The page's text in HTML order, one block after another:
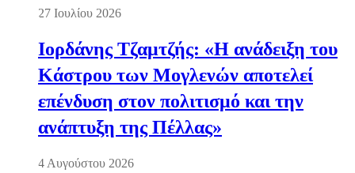
27 Ιουλίου 2026
Ιορδάνης Τζαμτζής: «Η ανάδειξη του
Κάστρου των Μογλενών αποτελεί
επένδυση στον πολιτισμό και την
ανάπτυξη της Πέλλας»
4 Αυγούστου 2026